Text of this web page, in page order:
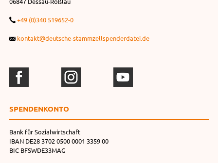
+49 (0)340 519652-0
kontakt@deutsche-stammzellspenderdatei.de
SPENDEN­KONTO
Bank für Sozialwirtschaft
IBAN DE28 3702 0500 0001 3359 00
BIC BFSWDE33MAG